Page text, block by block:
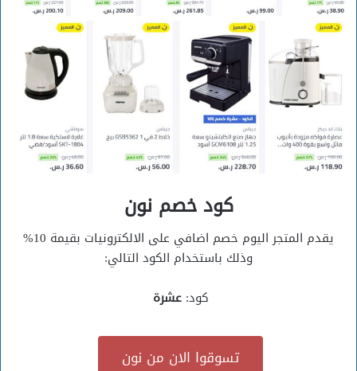
كود خصم نون
يقدم المتجر اليوم خصم اضافي على الالكترونيات بقيمة 10%
وذلك باستخدام الكود التالي:
كود:عشرة
تسوقوا الان من نون